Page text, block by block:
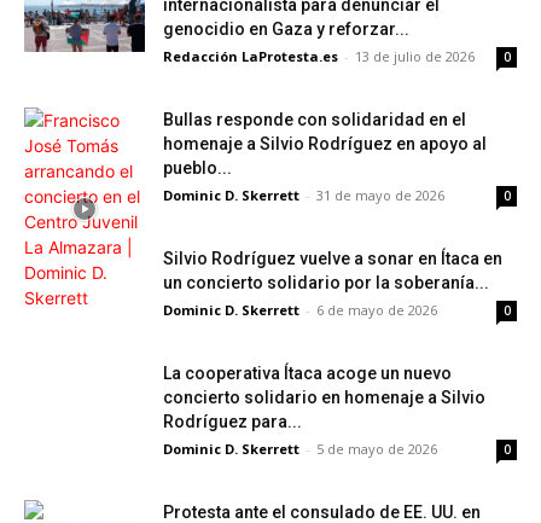
internacionalista para denunciar el
genocidio en Gaza y reforzar...
Redacción LaProtesta.es - 13 de julio de 2026 0
Bullas responde con solidaridad en el
homenaje a Silvio Rodríguez en apoyo al
pueblo...
Dominic D. Skerrett - 31 de mayo de 2026 0
Silvio Rodríguez vuelve a sonar en Ítaca en
un concierto solidario por la soberanía...
Dominic D. Skerrett - 6 de mayo de 2026 0
La cooperativa Ítaca acoge un nuevo
concierto solidario en homenaje a Silvio
Rodríguez para...
Dominic D. Skerrett - 5 de mayo de 2026 0
Protesta ante el consulado de EE. UU. en